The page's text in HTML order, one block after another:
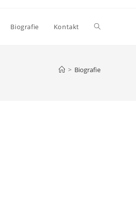
Biografie Kontakt Website-
> Biografie